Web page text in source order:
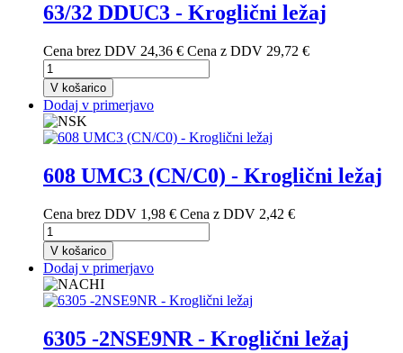
63/32 DDUC3 - Kroglični ležaj
Cena brez DDV 24,36 € Cena z DDV 29,72 €
V košarico
Dodaj v primerjavo
608 UMC3 (CN/C0) - Kroglični ležaj
Cena brez DDV 1,98 € Cena z DDV 2,42 €
V košarico
Dodaj v primerjavo
6305 -2NSE9NR - Kroglični ležaj